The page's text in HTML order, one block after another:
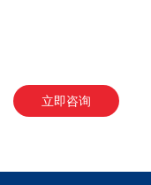
立即咨询